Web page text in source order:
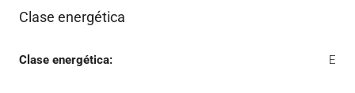
Clase energética
Clase energética: E